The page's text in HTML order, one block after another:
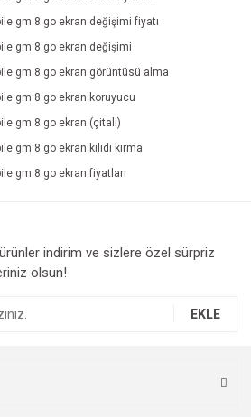
gm 8 go ekran değişimi fiyatı
gm 8 go ekran değişimi
gm 8 go ekran görüntüsü alma
gm 8 go ekran koruyucu
gm 8 go ekran (çitali)
gm 8 go ekran kilidi kırma
gm 8 go ekran fiyatları
indirim ve sizlere özel sürpriz
olsun!
EKLE